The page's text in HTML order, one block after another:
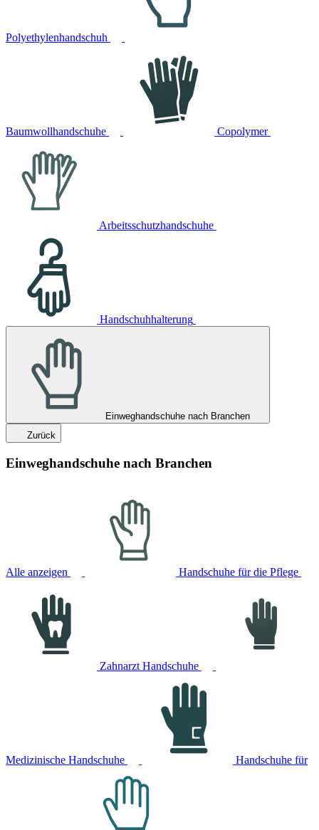
Polyethylenhandschuh
Baumwollhandschuhe Copolymer
Arbeitsschutzhandschuhe
Handschuhhalterung
Einweghandschuhe nach Branchen
Zurück
Einweghandschuhe nach Branchen
Alle anzeigen Handschuhe für die Pflege
Zahnarzt Handschuhe
Medizinische Handschuhe Handschuhe für